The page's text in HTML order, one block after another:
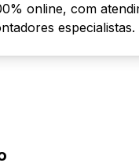
online, com
especialistas.